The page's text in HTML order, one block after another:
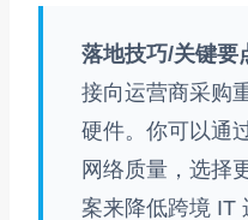
落地技巧/关键要
接向运营商采购
硬件。你可以通
网络质量，选择
案来降低跨境 IT